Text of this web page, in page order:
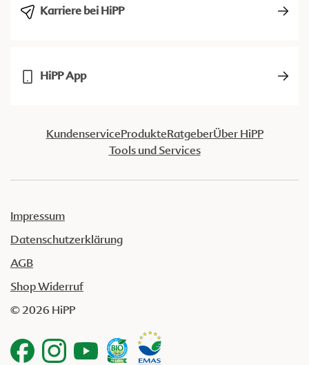
Karriere bei HiPP
HiPP App
KundenserviceProdukteRatgeberÜber HiPP
Tools und Services
Impressum
Datenschutzerklärung
AGB
Shop Widerruf
© 2026 HiPP